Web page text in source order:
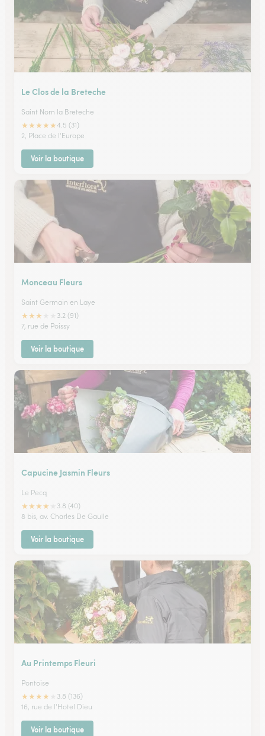
Le Clos de la Breteche
Saint Nom la Breteche
★★★★★4.5 (31)
2, Place de l'Europe
Voir la boutique
Monceau Fleurs
Saint Germain en Laye
★★★
3.2 (91)
7, rue de Poissy
Voir la boutique
Capucine Jasmin Fleurs
Le Pecq
★★★★
3.8 (40)
8 bis, av. Charles De Gaulle
Voir la boutique
Au Printemps Fleuri
Pontoise
★★★★
3.8 (136)
16, rue de l'Hotel Dieu
Voir la boutique